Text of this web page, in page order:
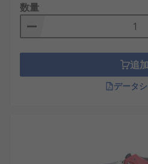
数量
追加
データ